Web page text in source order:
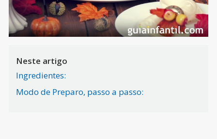
Neste artigo
Ingredientes:
Modo de Preparo, passo a passo: